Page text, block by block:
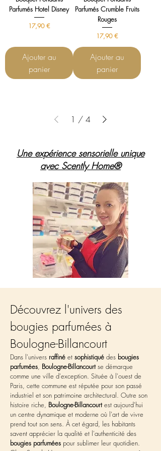
Parfumés Hotel Disney
Prix
17,90 €
Ajouter au
panier
Parfumés Crumble Fruits
Rouges
Prix
17,90 €
Ajouter au
panier
1 / 4
Une expérience sensorielle unique
avec Scently Home®
Découvrez l'univers des
bougies parfumées à
Boulogne-Billancourt
Dans l'univers raffiné et sophistiqué des bougies
parfumées, Boulogne-Billancourt se démarque
comme une ville d'exception. Située à l'ouest de
Paris, cette commune est réputée pour son passé
industriel et son patrimoine architectural. Outre son
histoire riche, Boulogne-Billancourt est aujourd'hui
un centre dynamique et moderne où l'art de vivre
prend tout son sens. À cet égard, les habitants
savent apprécier la qualité et l'authenticité des
bougies parfumées pour sublimer leur quotidien.